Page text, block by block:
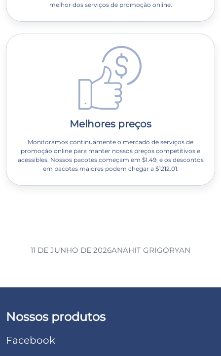
melhor dos serviços de promoção online.
Melhores preços
Monitoramos continuamente o mercado de serviços de
promoção online para manter nossos preços competitivos e
acessibles. Nossos pacotes começam em $1.49, e os descontos
em pacotes maiores podem chegar a $1212.01.
11 DE JUNHO DE 2026ANAHIT GRIGORYAN
Nossos produtos
Facebook